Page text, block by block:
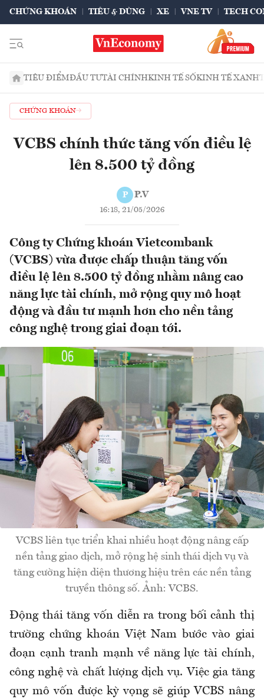
CHỨNG KHOÁN TIÊU & DÙNG XE VNE TV TECH
TIÊU ĐIỂMĐẦU TƯTÀI CHÍNHKINH TẾ SỐKINH TẾ XANH
CHỨNG KHOÁN
VCBS chính thức tăng vốn điều lệ
lên 8.500 tỷ đồng
P P.V
16:18, 21/05/2026
Công ty Chứng khoán Vietcombank
(VCBS) vừa được chấp thuận tăng vốn
điều lệ lên 8.500 tỷ đồng nhằm nâng cao
năng lực tài chính, mở rộng quy mô hoạt
động và đầu tư mạnh hơn cho nền tảng
công nghệ trong giai đoạn tới.
VCBS liên tục triển khai nhiều hoạt động nâng cấp
nền tảng giao dịch, mở rộng hệ sinh thái dịch vụ và
tăng cường hiện diện thương hiệu trên các nền tảng
truyền thông số. Ảnh: VCBS.
Động thái tăng vốn diễn ra trong bối cảnh thị
trường chứng khoán Việt Nam bước vào giai
đoạn cạnh tranh mạnh về năng lực tài chính,
công nghệ và chất lượng dịch vụ. Việc gia tăng
quy mô vốn được kỳ vọng sẽ giúp VCBS nâng